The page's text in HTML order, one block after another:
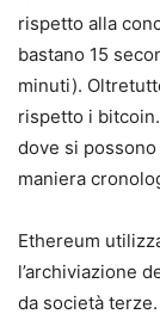
rispetto alla
bastano 15
minuti).
rispetto i
dove si
maniera
Ethereum
l’archiviazione
da società